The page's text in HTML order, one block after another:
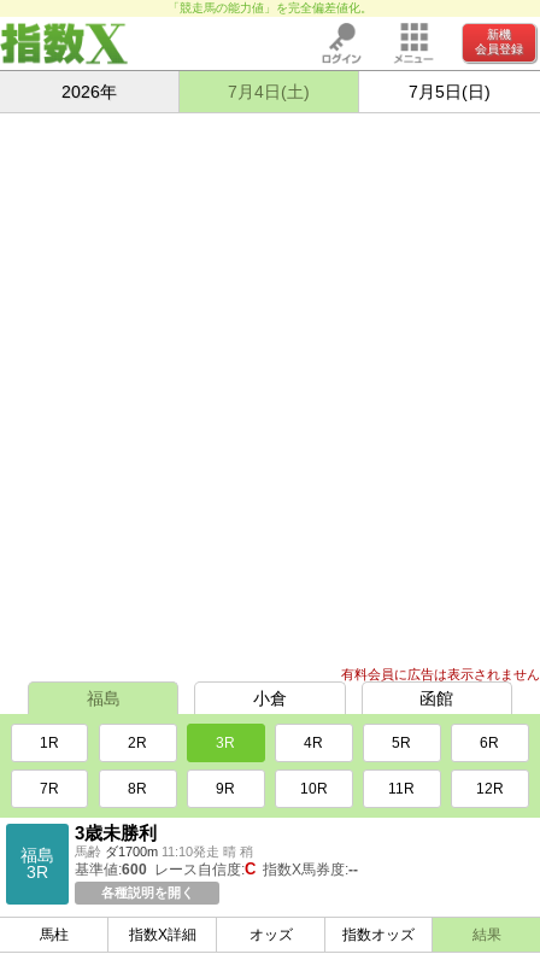
「競走馬の能力値」を完全偏差値化。
新機
会員登録
2026年 7月4日(土) 7月5日(日)
有料会員に広告は表示されません
福島 小倉 函館
1R 2R 3R 4R 5R 6R
7R 8R 9R 10R 11R 12R
福島
3R
3歳未勝利
馬齢 ダ1700m 11:10発走 晴 稍
基準値:600 レース自信度:C 指数X馬券度:--
各種説明を開く
馬柱 指数X詳細 オッズ 指数オッズ 結果